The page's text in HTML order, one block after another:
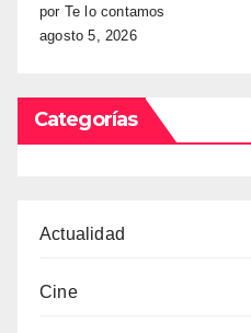
por Te lo contamos
agosto 5, 2026
Categorías
Actualidad
Cine